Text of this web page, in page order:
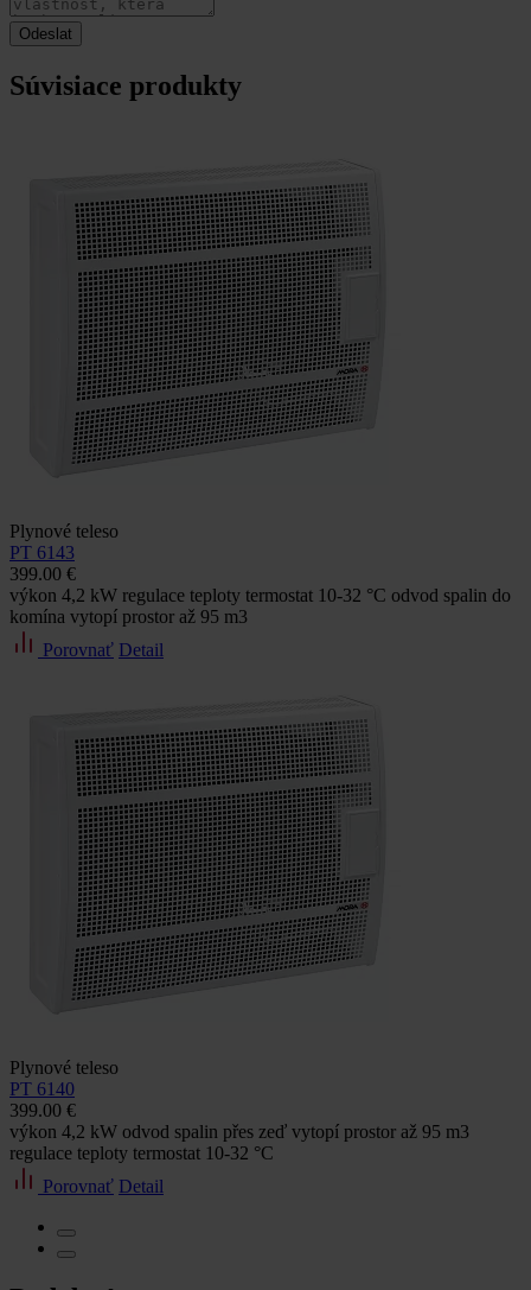
Súvisiace produkty
Plynové teleso
PT 6143
399.00 €
výkon 4,2 kW regulace teploty termostat 10-32 °C odvod spalin do
komína vytopí prostor až 95 m3
Porovnať Detail
Plynové teleso
PT 6140
399.00 €
výkon 4,2 kW odvod spalin přes zeď vytopí prostor až 95 m3
regulace teploty termostat 10-32 °C
Porovnať Detail